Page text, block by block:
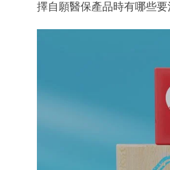
擇自願醫保產品時有哪些